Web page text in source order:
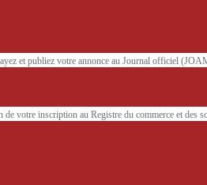
et publiez votre annonce au Journal officiel
de votre inscription au Registre du commerce et des